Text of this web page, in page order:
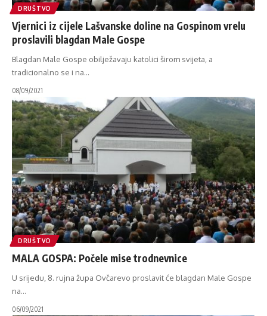
DRUŠTVO
Vjernici iz cijele Lašvanske doline na Gospinom vrelu
proslavili blagdan Male Gospe
Blagdan Male Gospe obilježavaju katolici širom svijeta, a
tradicionalno se i na…
08/09/2021
DRUŠTVO
MALA GOSPA: Počele mise trodnevnice
U srijedu, 8. rujna župa Ovčarevo proslavit će blagdan Male Gospe
na…
06/09/2021